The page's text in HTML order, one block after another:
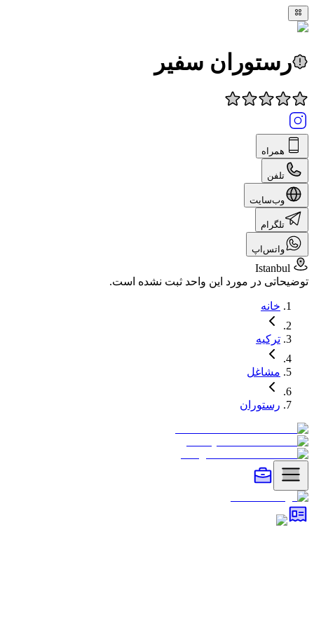
رستوران سفیر
همراه
تلفن
وب‌سایت
تلگرام
واتس‌اپ
توضیحاتی در مورد این واحد ثبت نشده است.
خانه
ترکیه
مشاغل
رستوران